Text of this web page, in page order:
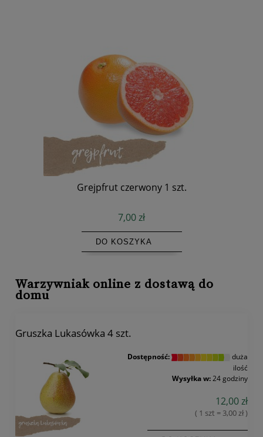
Grejpfrut czerwony 1 szt.
7,00 zł
DO KOSZYKA
Warzywniak online z dostawą do
domu
Gruszka Lukasówka 4 szt.
Dostępność:
duża
ilość
Wysyłka w: 24 godziny
12,00 zł
( 1 szt = 3,00 zł )